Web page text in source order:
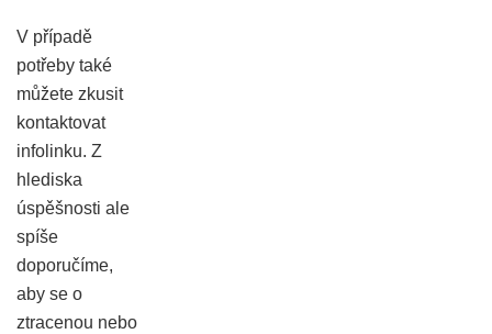
V případě
potřeby také
můžete zkusit
kontaktovat
infolinku. Z
hlediska
úspěšnosti ale
spíše
doporučíme,
aby se o
ztracenou nebo